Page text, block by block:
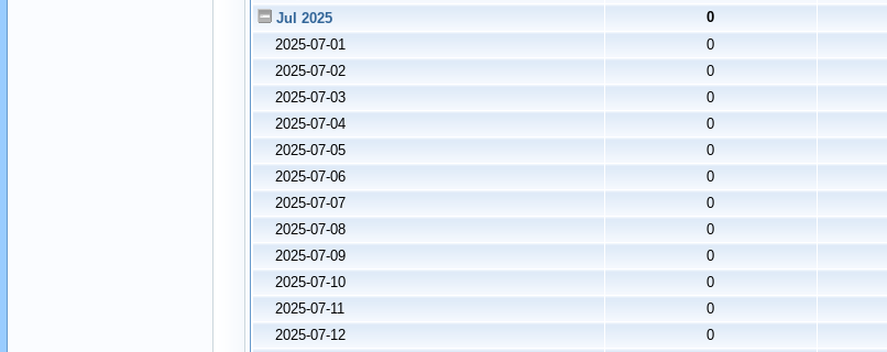
Jul 2025
0
2025-07-01
0
2025-07-02
0
2025-07-03
0
2025-07-04
0
2025-07-05
0
2025-07-06
0
2025-07-07
0
2025-07-08
0
2025-07-09
0
2025-07-10
0
2025-07-11
0
2025-07-12
0